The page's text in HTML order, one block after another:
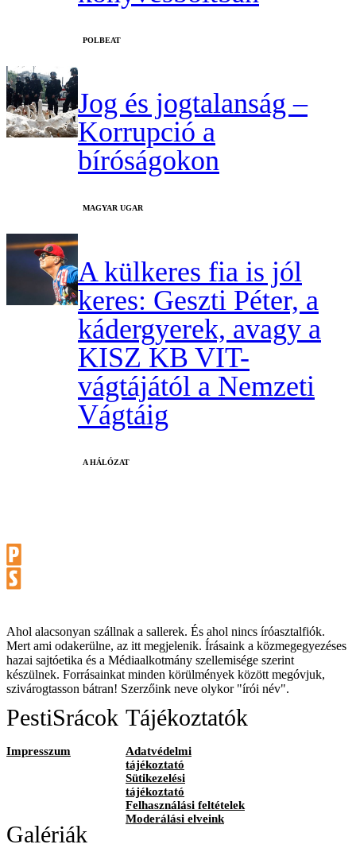
‎POLBEAT
Jog és jogtalanság –
Korrupció a
bíróságokon
MAGYAR UGAR
A külkeres fia is jól
keres: Geszti Péter, a
kádergyerek, avagy a
KISZ KB VIT-
vágtájától a Nemzeti
Vágtáig
A HÁLÓZAT
Ahol alacsonyan szállnak a sallerek. És ahol nincs íróasztalfiók.
Mert ami odakerülne, az itt megjelenik. Írásaink a közmegegyezéses
hazai sajtóetika és a Médiaalkotmány szellemisége szerint
készülnek. Forrásainkat minden körülmények között megóvjuk,
szivárogtasson bátran! Szerzőink neve olykor "írói név".
PestiSrácok
Impresszum
Tájékoztatók
Adatvédelmi
tájékoztató
Sütikezelési
tájékoztató
Felhasználási feltételek
Moderálási elveink
Galériák